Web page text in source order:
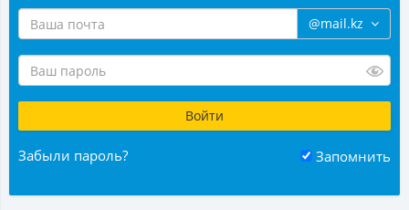
@mail.kz
Забыли пароль? Запомнить